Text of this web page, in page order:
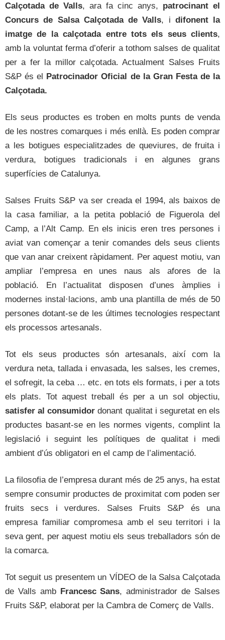
Calçotada de Valls, ara fa cinc anys, patrocinant el
Concurs de Salsa Calçotada de Valls, i difonent la
imatge de la calçotada entre tots els seus clients,
amb la voluntat ferma d’oferir a tothom salses de qualitat
per a fer la millor calçotada. Actualment Salses Fruits
S&P és el Patrocinador Oficial de la Gran Festa de la
Calçotada.
Els seus productes es troben en molts punts de venda
de les nostres comarques i més enllà. Es poden comprar
a les botigues especialitzades de queviures, de fruita i
verdura, botigues tradicionals i en algunes grans
superfícies de Catalunya.
Salses Fruits S&P va ser creada el 1994, als baixos de
la casa familiar, a la petita població de Figuerola del
Camp, a l’Alt Camp. En els inicis eren tres persones i
aviat van començar a tenir comandes dels seus clients
que van anar creixent ràpidament. Per aquest motiu, van
ampliar l’empresa en unes naus als afores de la
població. En l’actualitat disposen d’unes àmplies i
modernes instal·lacions, amb una plantilla de més de 50
persones dotant-se de les últimes tecnologies respectant
els processos artesanals.
Tot els seus productes són artesanals, així com la
verdura neta, tallada i envasada, les salses, les cremes,
el sofregit, la ceba … etc. en tots els formats, i per a tots
els plats. Tot aquest treball és per a un sol objectiu,
satisfer al consumidor donant qualitat i seguretat en els
productes basant-se en les normes vigents, complint la
legislació i seguint les polítiques de qualitat i medi
ambient d’ús obligatori en el camp de l’alimentació.
La filosofia de l’empresa durant més de 25 anys, ha estat
sempre consumir productes de proximitat com poden ser
fruits secs i verdures. Salses Fruits S&P és una
empresa familiar compromesa amb el seu territori i la
seva gent, per aquest motiu els seus treballadors són de
la comarca.
Tot seguit us presentem un VÍDEO de la Salsa Calçotada
de Valls amb Francesc Sans, administrador de Salses
Fruits S&P, elaborat per la Cambra de Comerç de Valls.